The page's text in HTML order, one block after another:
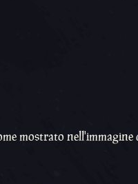
mostrato nell'immagine